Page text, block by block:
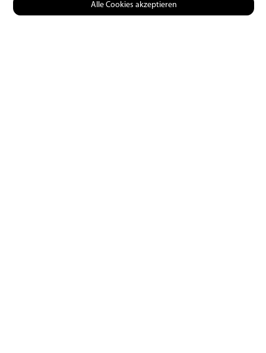
Alle Cookies akzeptieren